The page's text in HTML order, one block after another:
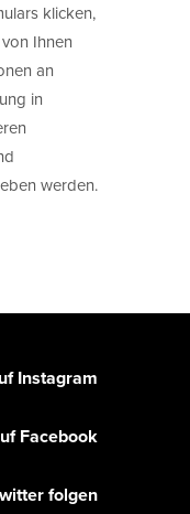
klicken,
Ihnen
an
in
werden.
Instagram
Facebook
folgen